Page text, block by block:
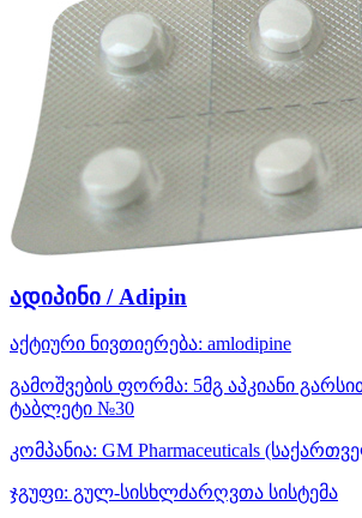
ადიპინი / Adipin
აქტიური ნივთიერება: amlodipine
გამოშვების ფორმა: 5მგ აპკიანი
ტაბლეტი №30
კომპანია: GM Pharmaceuticals
ჯგუფი: გულ-სისხლძარღვთა სისტემა